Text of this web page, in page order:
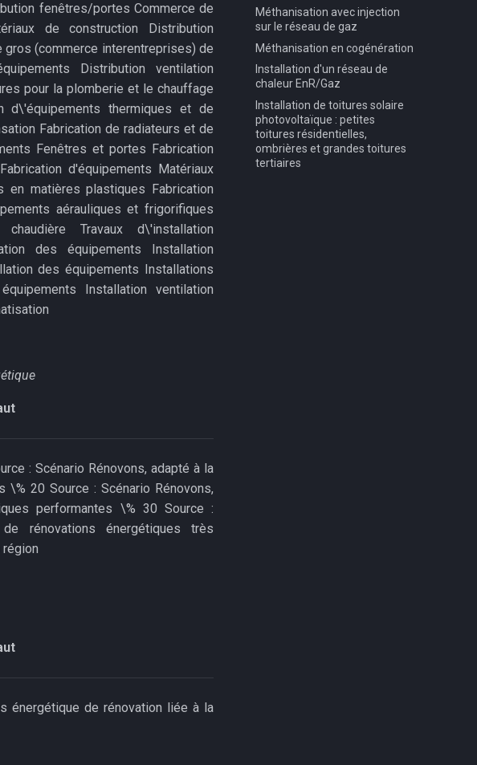
Méthanisation avec injection
sur le réseau de gaz
Méthanisation en cogénération
Installation d'un réseau de
chaleur EnR/Gaz
Installation de toitures solaire
photovoltaïque : petites
toitures résidentielles,
ombrières et grandes toitures
tertiaires
fenêtres/portes Commerce de
de construction Distribution
(commerce interentreprises) de
Distribution ventilation
pour la plomberie et le chauffage
d\'équipements thermiques et de
Fabrication de radiateurs et de
Fenêtres et portes Fabrication
d'équipements Matériaux
matières plastiques Fabrication
aérauliques et frigorifiques
Travaux d\'installation
des équipements Installation
des équipements Installations
Installation ventilation
: Scénario Rénovons, adapté à la
\% 20 Source : Scénario Rénovons,
performantes \% 30 Source :
rénovations énergétiques très
région
énergétique de rénovation liée à la